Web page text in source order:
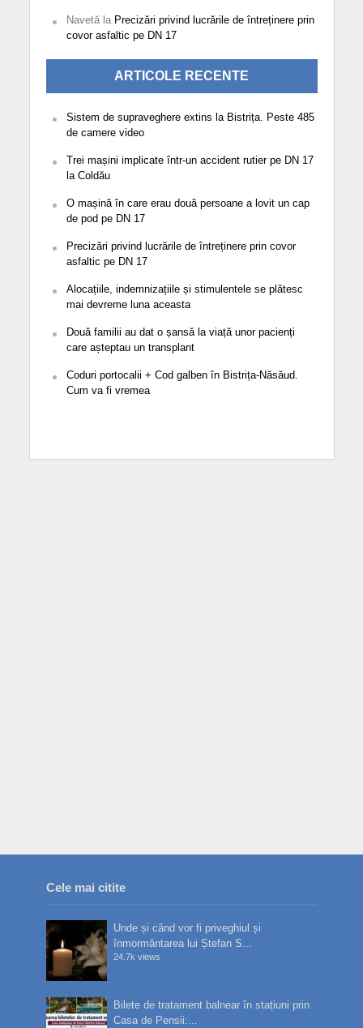
Navetăla Precizări privind lucrările de întreținere prin
covor asfaltic pe DN 17
ARTICOLE RECENTE
Sistem de supraveghere extins la Bistrița. Peste 485
de camere video
Trei mașini implicate într-un accident rutier pe DN 17
la Coldău
O mașină în care erau două persoane a lovit un cap
de pod pe DN 17
Precizări privind lucrările de întreținere prin covor
asfaltic pe DN 17
Alocațiile, indemnizațiile și stimulentele se plătesc
mai devreme luna aceasta
Două familii au dat o șansă la viață unor pacienți
care așteptau un transplant
Coduri portocalii + Cod galben în Bistrița-Năsăud.
Cum va fi vremea
Cele mai citite
Unde și când vor fi priveghiul și
înmormântarea lui Ștefan S...
24.7k views
Bilete de tratament balnear în stațiuni prin
Casa de Pensii:...